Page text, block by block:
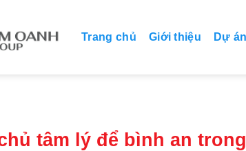
Trang chủ Giới thiệu Dự án
tâm lý để bình an